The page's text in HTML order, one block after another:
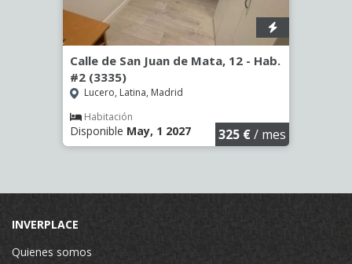
Calle de San Juan de Mata, 12 - Hab.
#2 (3335)
Lucero, Latina, Madrid
Habitación
Disponible May, 1 2027 325 €/ mes
INVERPLACE
Quienes somos